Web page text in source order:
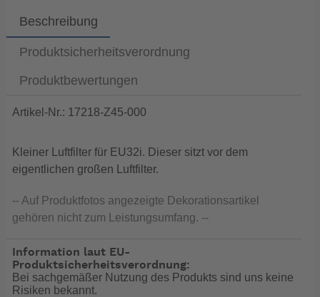
Beschreibung
Produktsicherheitsverordnung
Produktbewertungen
Artikel-Nr.: 17218-Z45-000
Kleiner Luftfilter für EU32i. Dieser sitzt vor dem
eigentlichen großen Luftfilter.
-- Auf Produktfotos angezeigte Dekorationsartikel
gehören nicht zum Leistungsumfang. --
Information laut EU-
Produktsicherheitsverordnung:
Bei sachgemäßer Nutzung des Produkts sind uns keine
Risiken bekannt.